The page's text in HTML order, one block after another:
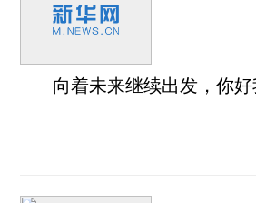
向着未来继续出发，你好